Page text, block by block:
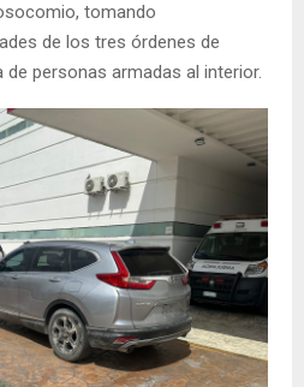
tomando
de los tres órdenes de
personas armadas al interior.